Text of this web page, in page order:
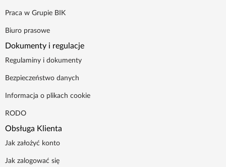
Praca w Grupie BIK
Biuro prasowe
Dokumenty i regulacje
Regulaminy i dokumenty
Bezpieczeństwo danych
Informacja o plikach cookie
RODO
Obsługa Klienta
Jak założyć konto
Jak zalogować się